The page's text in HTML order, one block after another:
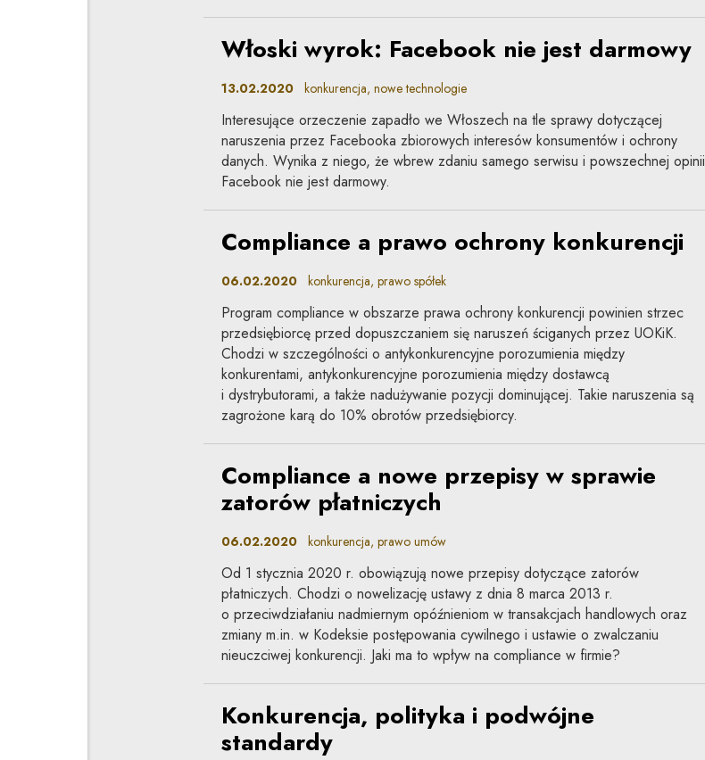
Włoski wyrok: Facebook nie jest darmowy
13.02.2020konkurencja, nowe technologie
Interesujące orzeczenie zapadło we Włoszech na tle sprawy dotyczącej
naruszenia przez Facebooka zbiorowych interesów konsumentów i ochrony
danych. Wynika z niego, że wbrew zdaniu samego serwisu i powszechnej opinii
Facebook nie jest darmowy.
Compliance a prawo ochrony konkurencji
06.02.2020konkurencja, prawo spółek
Program compliance w obszarze prawa ochrony konkurencji powinien strzec
przedsiębiorcę przed dopuszczaniem się naruszeń ściganych przez UOKiK.
Chodzi w szczególności o antykonkurencyjne porozumienia między
konkurentami, antykonkurencyjne porozumienia między dostawcą
i dystrybutorami, a także nadużywanie pozycji dominującej. Takie naruszenia są
zagrożone karą do 10% obrotów przedsiębiorcy.
Compliance a nowe przepisy w sprawie
zatorów płatniczych
06.02.2020konkurencja, prawo umów
Od 1 stycznia 2020 r. obowiązują nowe przepisy dotyczące zatorów
płatniczych. Chodzi o nowelizację ustawy z dnia 8 marca 2013 r.
o przeciwdziałaniu nadmiernym opóźnieniom w transakcjach handlowych oraz
zmiany m.in. w Kodeksie postępowania cywilnego i ustawie o zwalczaniu
nieuczciwej konkurencji. Jaki ma to wpływ na compliance w firmie?
Konkurencja, polityka i podwójne
standardy